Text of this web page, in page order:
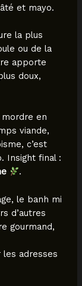
et mayo.
la plus
ou de la
apporte
doux,
en
viande,
c’est
Insight final :
.
le banh mi
d’autres
gourmand,
les adresses